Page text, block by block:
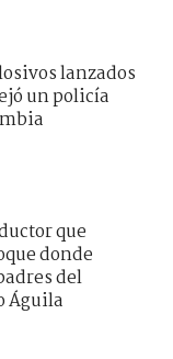
lanzados
un policía
que
donde
del
Águila